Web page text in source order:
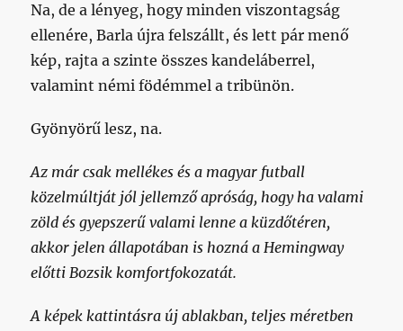
Na, de a lényeg, hogy minden viszontagság
ellenére, Barla újra felszállt, és lett pár menő
kép, rajta a szinte összes kandeláberrel,
valamint némi födémmel a tribünön.
Gyönyörű lesz, na.
Az már csak mellékes és a magyar futball
közelmúltját jól jellemző apróság, hogy ha valami
zöld és gyepszerű valami lenne a küzdőtéren,
akkor jelen állapotában is hozná a Hemingway
előtti Bozsik komfortfokozatát.
A képek kattintásra új ablakban, teljes méretben